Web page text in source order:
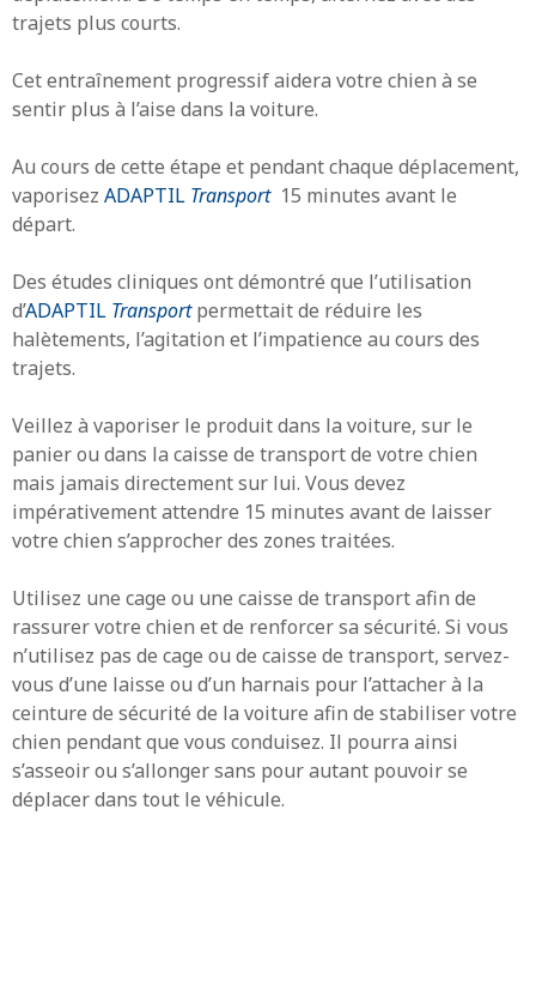
trajets plus courts.
Cet entraînement progressif aidera votre chien à se
sentir plus à l’aise dans la voiture.
Au cours de cette étape et pendant chaque déplacement,
vaporisez ADAPTIL Transport15 minutes avant le
départ.
Des études cliniques ont démontré que l’utilisation
d’ADAPTIL Transportpermettait de réduire les
halètements, l’agitation et l’impatience au cours des
trajets.
Veillez à vaporiser le produit dans la voiture, sur le
panier ou dans la caisse de transport de votre chien
mais jamais directement sur lui. Vous devez
impérativement attendre 15 minutes avant de laisser
votre chien s’approcher des zones traitées.
Utilisez une cage ou une caisse de transport afin de
rassurer votre chien et de renforcer sa sécurité. Si vous
n’utilisez pas de cage ou de caisse de transport, servez-
vous d’une laisse ou d’un harnais pour l’attacher à la
ceinture de sécurité de la voiture afin de stabiliser votre
chien pendant que vous conduisez. Il pourra ainsi
s’asseoir ou s’allonger sans pour autant pouvoir se
déplacer dans tout le véhicule.